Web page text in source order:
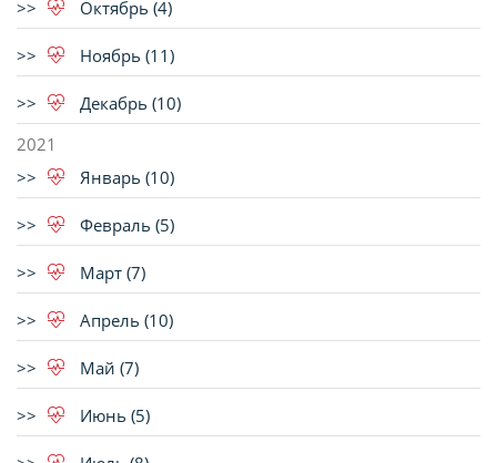
Октябрь (4)
Ноябрь (11)
Декабрь (10)
2021
Январь (10)
Февраль (5)
Март (7)
Апрель (10)
Май (7)
Июнь (5)